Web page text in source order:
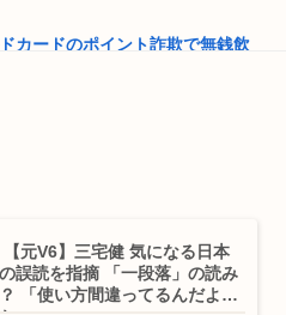
）
物財務官僚、高市早苗の逆鱗に
ス官僚もサナ(神戸大)には勝て
す56すコロスコロスコロ
カードのポイント詐欺で無銭飲
ンどうかな？///」
？
【元V6】三宅健 気になる日本
誤読を指摘 「一段落」の読み
「使い方間違ってるんだよな